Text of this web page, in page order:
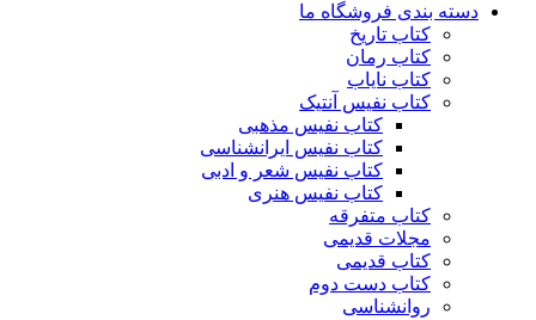
دسته بندی فروشگاه ما
کتاب تاریخ
کتاب رمان
کتاب نایاب
کتاب نفیس آنتیک
کتاب نفیس مذهبی
کتاب نفیس ایرانشناسی
کتاب نفیس شعر و ادبی
کتاب نفیس هنری
کتاب متفرقه
مجلات قدیمی
کتاب قدیمی
کتاب دست دوم
روانشناسی